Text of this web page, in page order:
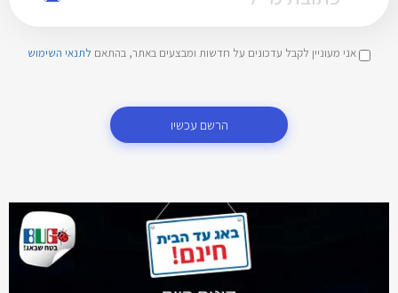
אני מעוניין לקבל עדכונים על חדשות ומבצעים באתר, בהתאם לתנאי השימוש
הרשם עכשיו